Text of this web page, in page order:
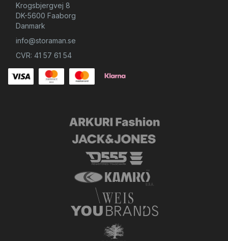
Krogsbjergvej 8
DK-5600 Faaborg
Danmark
info@storaman.se
CVR: 41 57 61 54